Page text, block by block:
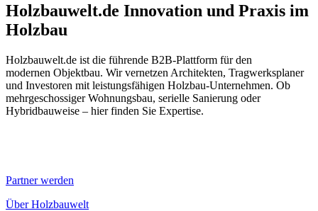
Holzbauwelt.de Innovation und Praxis im
Holzbau
Holzbauwelt.de ist die führende B2B-Plattform für den
modernen Objektbau. Wir vernetzen Architekten, Tragwerksplaner
und Investoren mit leistungsfähigen Holzbau-Unternehmen. Ob
mehrgeschossiger Wohnungsbau, serielle Sanierung oder
Hybridbauweise – hier finden Sie Expertise.
Partner werden
Über Holzbauwelt